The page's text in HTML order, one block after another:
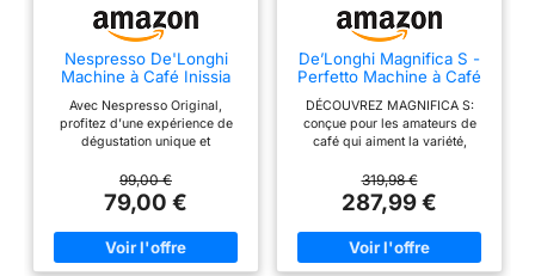
Nespresso De'Longhi
Machine à Café Inissia
Bienvenue, Design
Compact, Arrêt
Automatique, EN80.B
Avec Nespresso Original,
profitez d’une expérience de
dégustation unique et
d’espressos qui proviennent de
cultures de café du monde
entier 2 sélections de café :
choisissez entre un espresso et
un lungo Efficace : un
encombrement réduit, une
99,00 €
79,00 €
De’Longhi Magnifica S -
Perfetto Machine à Café
Mousseur à Lait Manuel,
Machine à Espresso et
Cappuccino, Panneau de
Boutons, Noir
(ECAM11.112.B)
DÉCOUVREZ MAGNIFICA S:
conçue pour les amateurs de
café qui aiment la variété,
moulus et mousseur manuel
pour des cappuccinos
authentiques, compacte et
élégante, le café de qualité
barista est dans votre cuisine
VOTRE CAFÉ, D'UNE SIMPLE
319,98 €
287,99 €